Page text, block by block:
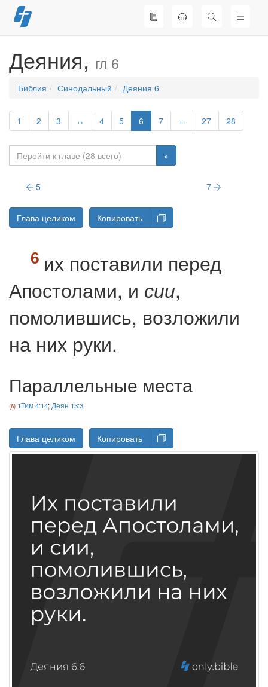
Перейти
к
Деяния, гл 6
Библия Синодальный Деяния 6
1 2 3 ↔ 4 5 6 7 ↔ 27 28
»
5 7
Глава целиком Копировать
их поставили перед
Апостолами, и сии,
помолившись, возложили
на них руки.
Параллельные места
1Тим 4:14; Деян 13:3
Глава целиком Копировать